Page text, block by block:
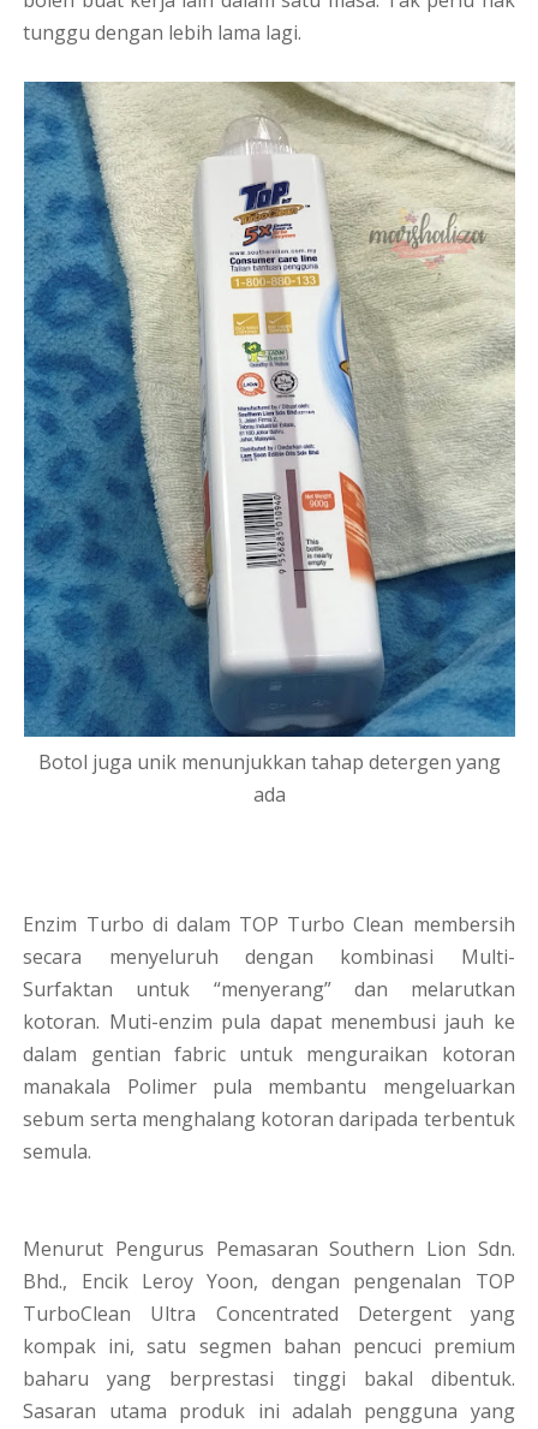
tunggu dengan lebih lama lagi.
Botol juga unik menunjukkan tahap detergen yang
ada
Enzim Turbo di dalam TOP Turbo Clean membersih
secara menyeluruh dengan kombinasi Multi-
Surfaktan untuk “menyerang” dan melarutkan
kotoran. Muti-enzim pula dapat menembusi jauh ke
dalam gentian fabric untuk menguraikan kotoran
manakala Polimer pula membantu mengeluarkan
sebum serta menghalang kotoran daripada terbentuk
semula.
Menurut Pengurus Pemasaran Southern Lion Sdn.
Bhd., Encik Leroy Yoon, dengan pengenalan TOP
TurboClean Ultra Concentrated Detergent yang
kompak ini, satu segmen bahan pencuci premium
baharu yang berprestasi tinggi bakal dibentuk.
Sasaran utama produk ini adalah pengguna yang